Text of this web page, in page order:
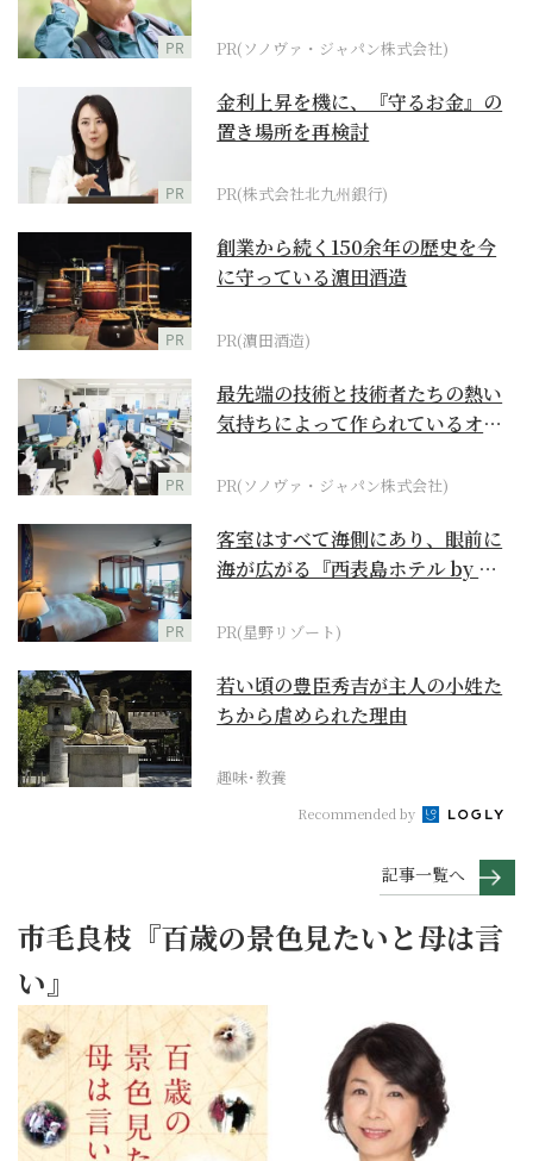
PR PR(ソノヴァ・ジャパン株式会社)
PR
金利上昇を機に、『守るお金』の
置き場所を再検討
PR(株式会社北九州銀行)
PR
創業から続く150余年の歴史を今
に守っている濵田酒造
PR(濵田酒造)
PR
最先端の技術と技術者たちの熱い
気持ちによって作られているオー
PR(ソノヴァ・ジャパン株式会社)
PR
客室はすべて海側にあり、眼前に
海が広がる『西表島ホテル by 星
PR(星野リゾート)
若い頃の豊臣秀吉が主人の小姓た
ちから虐められた理由
趣味･教養
Recommended by
記事一覧へ
市毛良枝『百歳の景色見たいと母は言
い』